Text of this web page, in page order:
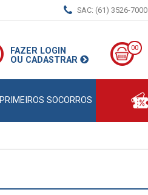
SAC: (61) 3526-7000
FAZER LOGIN
OU CADASTRAR
00
PRIMEIROS SOCORROS